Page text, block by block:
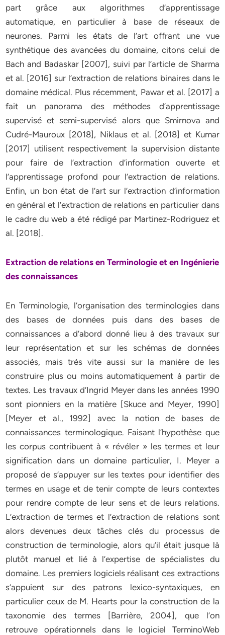
part grâce aux algorithmes d’apprentissage
automatique, en particulier à base de réseaux de
neurones. Parmi les états de l’art offrant une vue
synthétique des avancées du domaine, citons celui de
Bach and Badaskar [2007], suivi par l’article de Sharma
et al. [2016] sur l’extraction de relations binaires dans le
domaine médical. Plus récemment, Pawar et al. [2017] a
fait un panorama des méthodes d’apprentissage
supervisé et semi-supervisé alors que Smirnova and
Cudré-Mauroux [2018], Niklaus et al. [2018] et Kumar
[2017] utilisent respectivement la supervision distante
pour faire de l’extraction d’information ouverte et
l’apprentissage profond pour l’extraction de relations.
Enfin, un bon état de l’art sur l’extraction d’information
en général et l’extraction de relations en particulier dans
le cadre du web a été rédigé par Martinez-Rodriguez et
al. [2018].
Extraction de relations en Terminologie et en Ingénierie
des connaissances
En Terminologie, l’organisation des terminologies dans
des bases de données puis dans des bases de
connaissances a d’abord donné lieu à des travaux sur
leur représentation et sur les schémas de données
associés, mais très vite aussi sur la manière de les
construire plus ou moins automatiquement à partir de
textes. Les travaux d’Ingrid Meyer dans les années 1990
sont pionniers en la matière [Skuce and Meyer, 1990]
[Meyer et al., 1992] avec la notion de bases de
connaissances terminologique. Faisant l’hypothèse que
les corpus contribuent à « révéler » les termes et leur
signification dans un domaine particulier, I. Meyer a
proposé de s’appuyer sur les textes pour identifier des
termes en usage et de tenir compte de leurs contextes
pour rendre compte de leur sens et de leurs relations.
L’extraction de termes et l’extraction de relations sont
alors devenues deux tâches clés du processus de
construction de terminologie, alors qu’il était jusque là
plutôt manuel et lié à l’expertise de spécialistes du
domaine. Les premiers logiciels réalisant ces extractions
s’appuient sur des patrons lexico-syntaxiques, en
particulier ceux de M. Hearts pour la construction de la
taxonomie des termes [Barrière, 2004], que l’on
retrouve opérationnels dans le logiciel TerminoWeb